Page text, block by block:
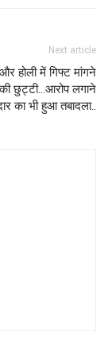
Next article
होली में गिफ्ट मांगने
छुट्टी…आरोप लगाने
का भी हुआ तबादला..